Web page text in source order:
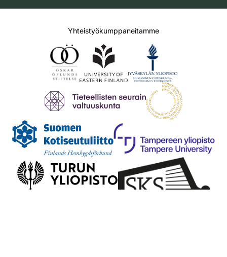
Yhteistyökumppaneitamme